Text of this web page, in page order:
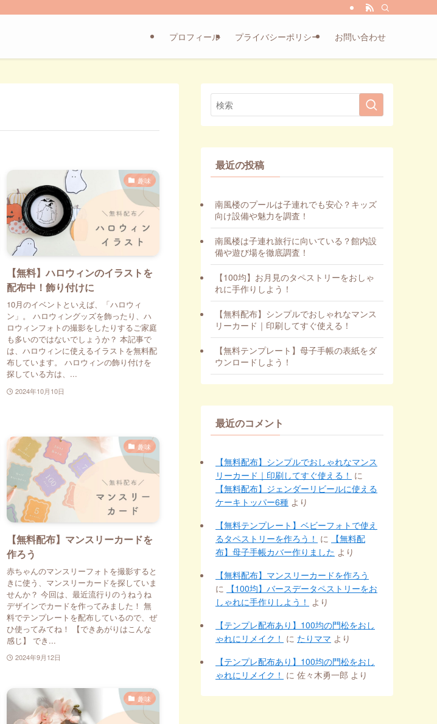
プロフィール プライバシーポリシー お問い合わせ
趣味
【無料】ハロウィンのイラストを
配布中！飾り付けに
10月のイベントといえば、「ハロウィ
ン」。 ハロウィングッズを飾ったり、ハ
ロウィンフォトの撮影をしたりするご家庭
も多いのではないでしょうか？ 本記事で
は、ハロウィンに使えるイラストを無料配
布しています。 ハロウィンの飾り付けを
探している方は、...
2024年10月10日
趣味
【無料配布】マンスリーカードを
作ろう
赤ちゃんのマンスリーフォトを撮影すると
きに使う、マンスリーカードを探していま
せんか？ 今回は、最近流行りのうねうね
デザインでカードを作ってみました！ 無
料でテンプレートを配布しているので、ぜ
ひ使ってみてね！ 【できあがりはこんな
感じ】 でき...
2024年9月12日
趣味
最近の投稿
南風楼のプールは子連れでも安心？キッズ
向け設備や魅力を調査！
南風楼は子連れ旅行に向いている？館内設
備や遊び場を徹底調査！
【100均】お月見のタペストリーをおしゃ
れに手作りしよう！
【無料配布】シンプルでおしゃれなマンス
リーカード｜印刷してすぐ使える！
【無料テンプレート】母子手帳の表紙をダ
ウンロードしよう！
最近のコメント
【無料配布】シンプルでおしゃれなマンス
リーカード｜印刷してすぐ使える！ に
【無料配布】ジェンダーリビールに使える
ケーキトッパー6種 より
【無料テンプレート】ベビーフォトで使え
るタペストリーを作ろう！ に
【無料配
布】母子手帳カバー作りました より
【無料配布】マンスリーカードを作ろう
に
【100均】バースデータペストリーをお
しゃれに手作りしよう！ より
【テンプレ配布あり】100均の門松をおし
ゃれにリメイク！ に たりママ より
【テンプレ配布あり】100均の門松をおし
ゃれにリメイク！ に 佐々木勇一郎 より